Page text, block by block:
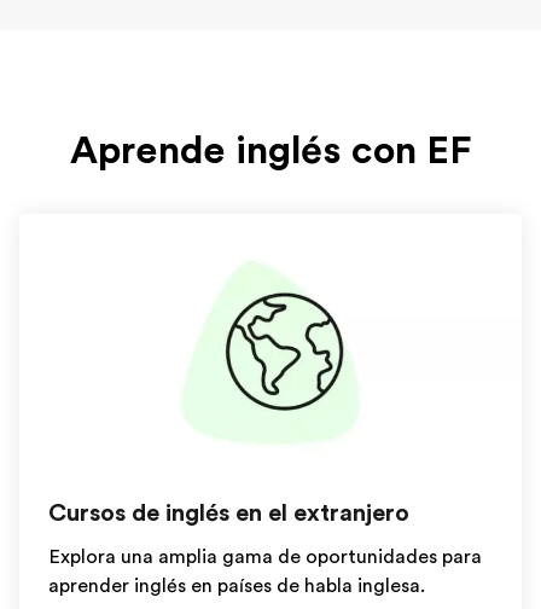
Aprende inglés con EF
Cursos de inglés en el extranjero
Explora una amplia gama de oportunidades para
aprender inglés en países de habla inglesa.